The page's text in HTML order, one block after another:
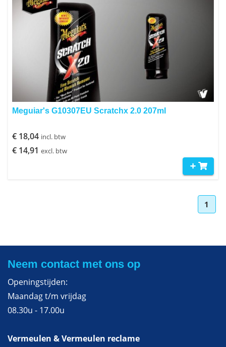
Meguiar's G10307EU Scratchx 2.0 207ml
€ 18,04 incl. btw
€ 14,91 excl. btw
1
Neem contact met ons op
Openingstijden:
Maandag t/m vrijdag
08.30u - 17.00u
Vermeulen & Vermeulen reclame